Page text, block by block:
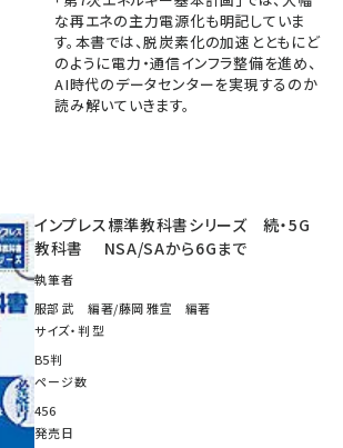
な再エネの主力電源化も明記していま
す。本書では、脱炭素化の加速とともにど
のように電力・通信インフラ整備を進め、
AI時代のデータセンターを実現するのか
読み解いていきます。
インプレス標準教科書シリーズ 続・5G
教科書 NSA/SAから6Gまで
執筆者
服部 武 編著/藤岡 雅宣 編著
サイズ・判型
B5判
ページ数
456
発売日